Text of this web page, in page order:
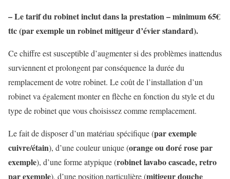
– Le tarif du robinet inclut dans la prestation – minimum 65€
ttc(par exemple un robinet mitigeur d’évier standard).
Ce chiffre est susceptible d’augmenter si des problèmes inattendus
surviennent et prolongent par conséquence la durée du
remplacement de votre robinet. Le coût de l’installation d’un
robinet va également monter en flèche en fonction du style et du
type de robinet que vous choisissez comme remplacement.
Le fait de disposer d’un matériau spécifique (par exemple
cuivre/étain), d’une couleur unique (orange ou doré rose par
exemple), d’une forme atypique (robinet lavabo cascade, retro
par exemple), d’une position particulière (mitigeur douche